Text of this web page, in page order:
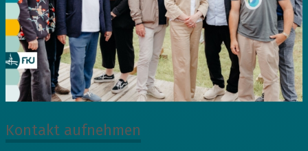
Kontakt aufnehmen